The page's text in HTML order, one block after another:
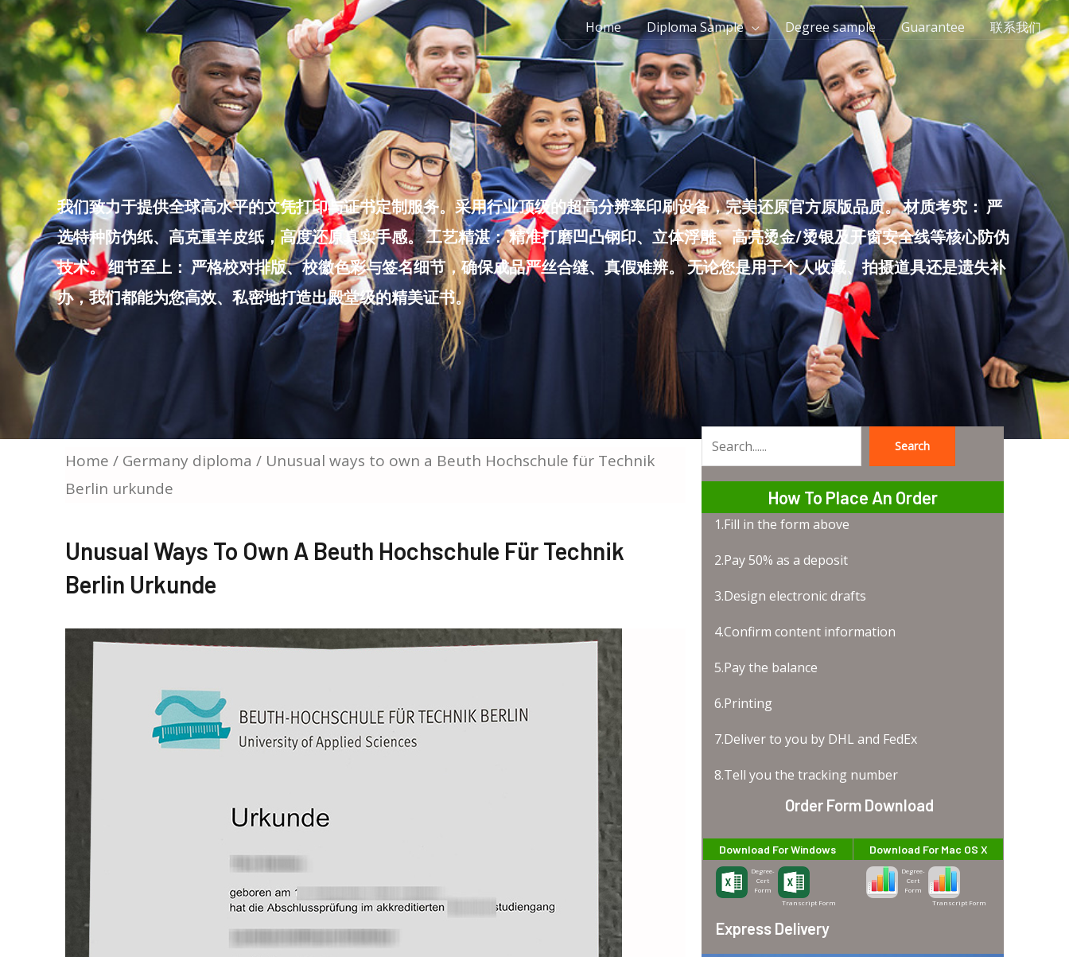
Skip
to
content
Home Diploma Sample Degree sample Guarantee 联系我们
我们致力于提供全球高水平的文凭打印与证书定制服务。采用行业顶级的超高分辨率印刷设备，完美还原官方原版品质。 材质考究： 严
选特种防伪纸、高克重羊皮纸，高度还原真实手感。 工艺精湛： 精准打磨凹凸钢印、立体浮雕、高亮烫金/烫银及开窗安全线等核心防伪
技术。 细节至上： 严格校对排版、校徽色彩与签名细节，确保成品严丝合缝、真假难辨。 无论您是用于个人收藏、拍摄道具还是遗失补
办，我们都能为您高效、私密地打造出殿堂级的精美证书。
Home / Germany diploma / Unusual ways to own a Beuth Hochschule für Technik
Berlin urkunde
Unusual Ways To Own A Beuth Hochschule Für Technik
Berlin Urkunde
Search
How To Place An Order
1.Fill in the form above
2.Pay 50% as a deposit
3.Design electronic drafts
4.Confirm content information
5.Pay the balance
6.Printing
7.Deliver to you by DHL and FedEx
8.Tell you the tracking number
Order Form Download
Download For Windows
Degree-
Cert
Form
Transcript Form
Download For Mac OS X
Degree-
Cert
Form
Transcript Form
Express Delivery